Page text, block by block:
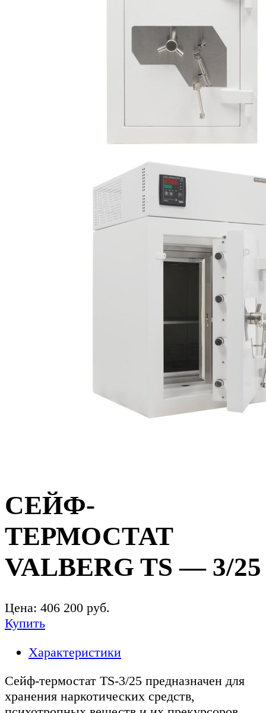
СЕЙФ-
ТЕРМОСТАТ
VALBERG TS — 3/25
Цена: 406 200 руб.
Купить
Характеристики
Сейф-термостат TS-3/25 предназначен для
хранения наркотических средств,